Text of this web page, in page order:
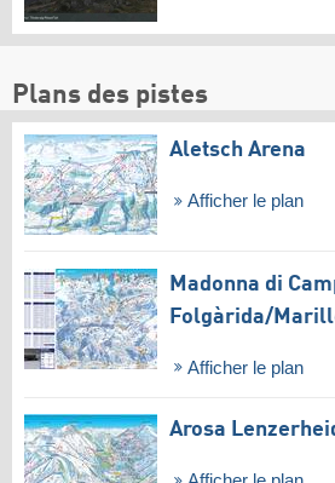
Plans des pistes
Aletsch Arena
Afficher le plan
Madonna di
Folgàrida/​
Afficher le plan
Arosa